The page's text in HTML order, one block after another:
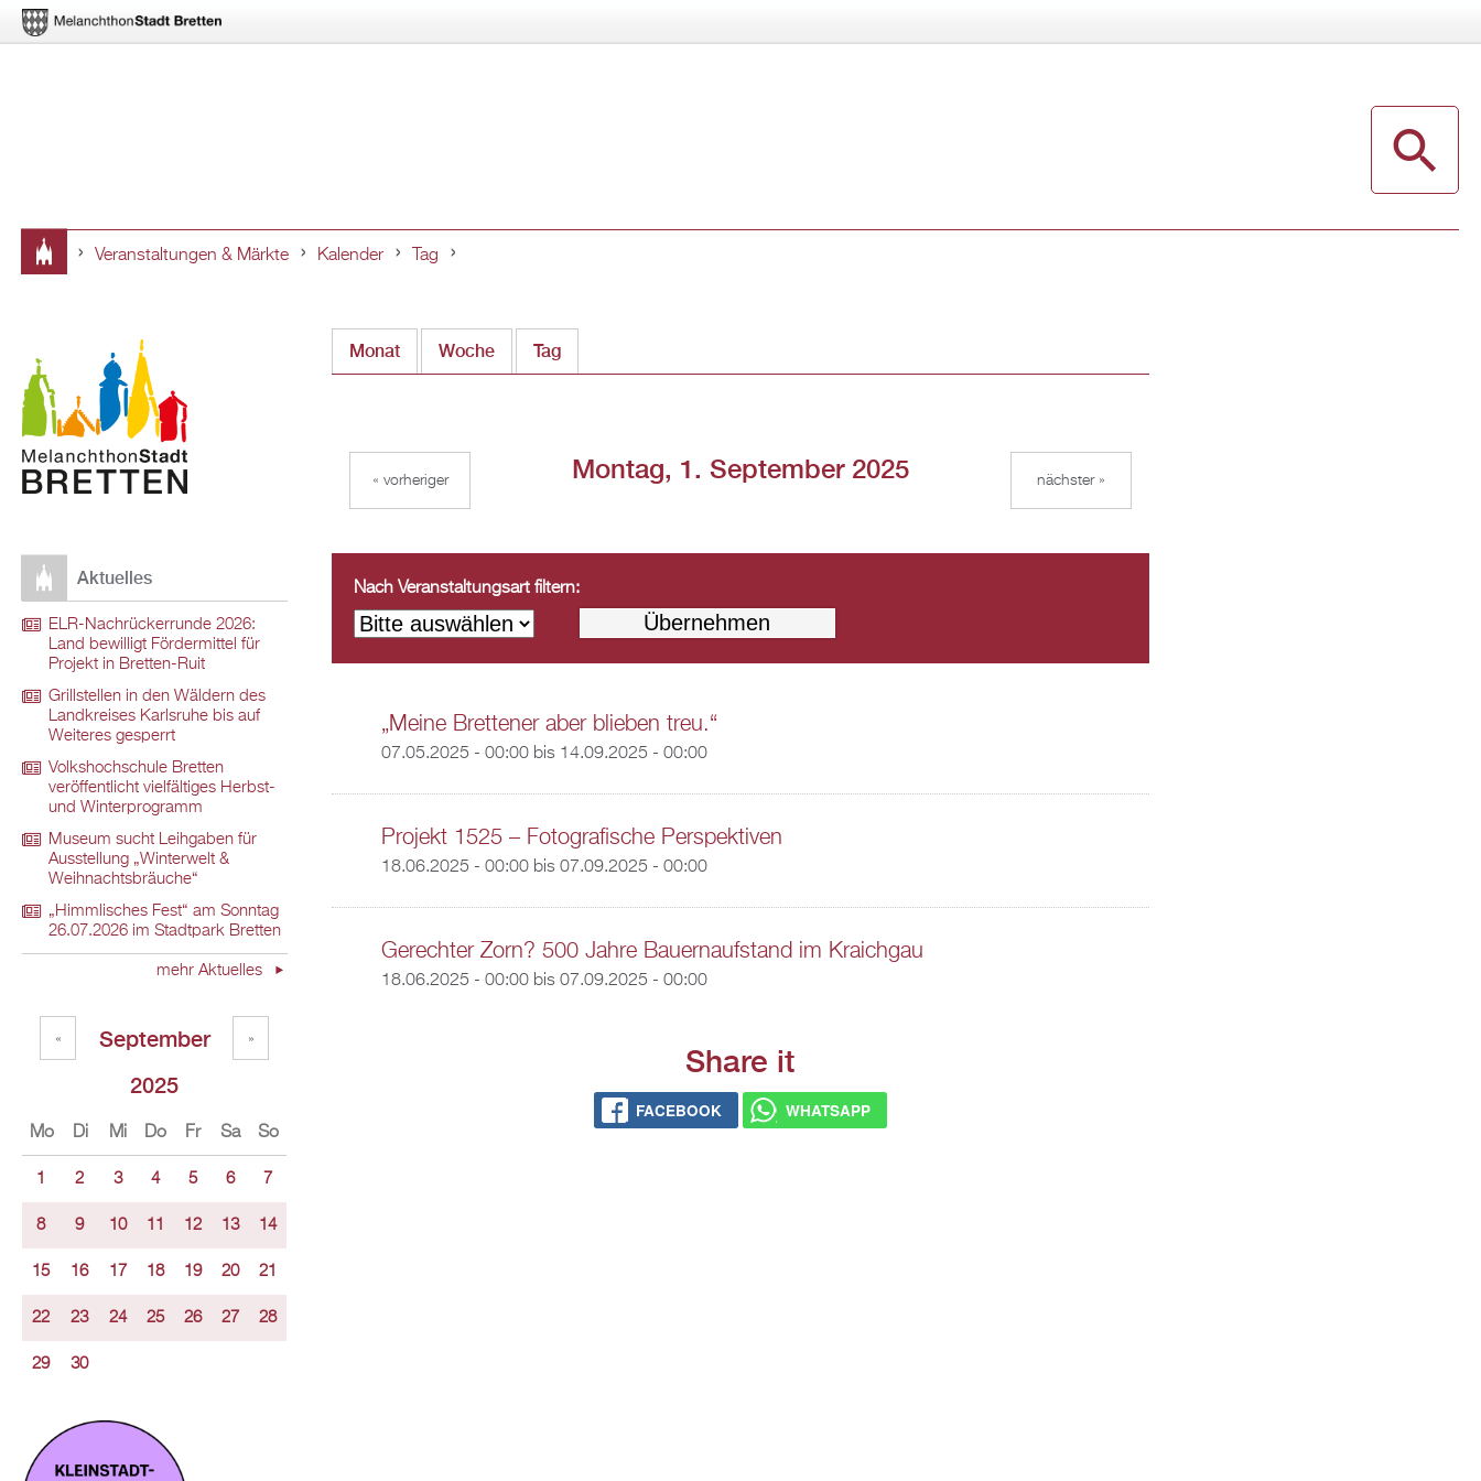
hier
Veranstaltungen & Märkte Kalender Tag
Monat Woche Tag(aktiver Reiter)
Montag, 1. September 2025
« vorheriger nächster »
Nach Veranstaltungsart filtern:
„Meine Brettener aber blieben treu.“
07.05.2025 - 00:00bis 14.09.2025 - 00:00
Projekt 1525 – Fotografische Perspektiven
18.06.2025 - 00:00bis 07.09.2025 - 00:00
Gerechter Zorn? 500 Jahre Bauernaufstand im Kraichgau
18.06.2025 - 00:00bis 07.09.2025 - 00:00
Share it
FACEBOOK WHATSAPP
Aktuelles
ELR-Nachrückerrunde 2026:
Land bewilligt Fördermittel für
Projekt in Bretten-Ruit
Grillstellen in den Wäldern des
Landkreises Karlsruhe bis auf
Weiteres gesperrt
Volkshochschule Bretten
veröffentlicht vielfältiges Herbst-
und Winterprogramm
Museum sucht Leihgaben für
Ausstellung „Winterwelt &
Weihnachtsbräuche“
„Himmlisches Fest“ am Sonntag
26.07.2026 im Stadtpark Bretten
mehr Aktuelles
September
2025
« »
Mo Di Mi Do Fr Sa So
1 2 3 4 5 6 7
8 9 10 11 12 13 14
15 16 17 18 19 20 21
22 23 24 25 26 27 28
29 30